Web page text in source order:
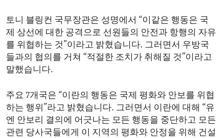
토니 블링컨 국무장관은 성명에서 “이같은 행동은 국
제 상선에 대한 공격으로 선원들의 안전과 항행의 자유
를 위협하는 것”이라고 밝혔습니다. 그러면서 우방국
들과의 협의를 거쳐 “적절한 조치가 취해질 것”이라고
말했습니다.
주요 7개국은 “이란의 행동은 국제 평화와 안보를 위협
하는 행위”라고 밝혔습니다. 그러면서 이란에 대해 “유
엔 안보리 결의에 어긋나는 모든 행동을 중단하고 모든
관련 당사국들에게 이 지역의 평화와 안정을 위해 건설